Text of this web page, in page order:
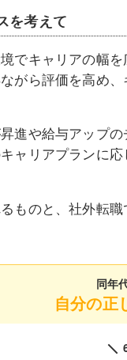
を考えて
でキャリアの幅
がら評価を高め
進や給与アップ
ャリアプランに
ものと、社外転
同年
自分の正